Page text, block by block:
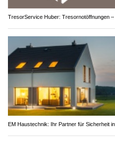
TresorService Huber: Tresornotöffnungen
EM Haustechnik: Ihr Partner für Sicherheit